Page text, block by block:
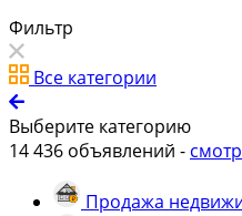
Фильтр
Все категории
Выберите категорию
14 436 объявлений -
Продажа